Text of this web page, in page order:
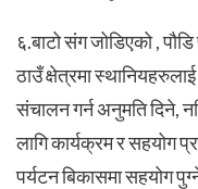
६.बाटो संग जोडिएको ,
ठाउँ क्षेत्रमा
संचालन गर्न अनुमति दिने,
लागि कार्यक्रम र सहयोग
पर्यटन बिकासमा सहयोग